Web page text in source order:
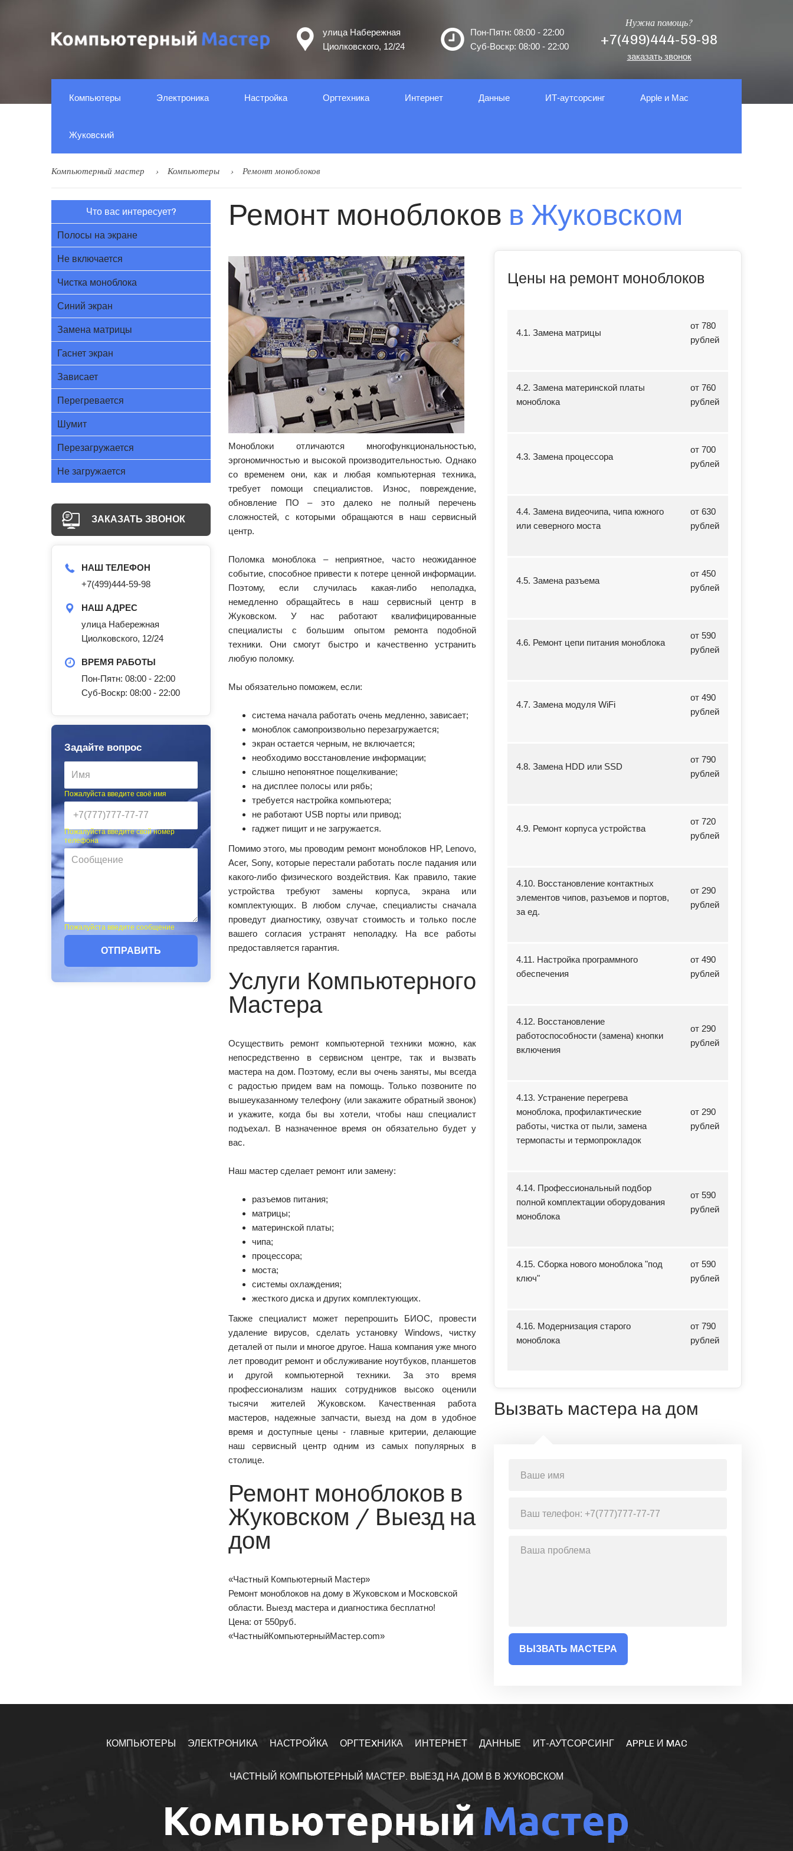
улица Набережная
Циолковского, 12/24
Пон-Пятн: 08:00 - 22:00
Суб-Воскр: 08:00 - 22:00
Нужна помощь?
+7(499)444-59-98
заказать звонок
Компьютеры Электроника Настройка Оргтеxника Интернет Данные ИТ-аутсорсинг Apple и Mac
Жуковский
Компьютерный мастер Компьютеры Ремонт моноблоков
Что вас интересует?
Полосы на экране
Не включается
Чистка моноблока
Синий экран
Замена матрицы
Гаснет экран
Зависает
Перегревается
Шумит
Перезагружается
Не загружается
ЗАКАЗАТЬ ЗВОНОК
НАШ ТЕЛЕФОН
+7(499)444-59-98
НАШ АДРЕС
улица Набережная
Циолковского, 12/24
ВРЕМЯ РАБОТЫ
Пон-Пятн: 08:00 - 22:00
Суб-Воскр: 08:00 - 22:00
Задайте вопрос
Пожалуйста введите своё имя
Пожалуйста введите свой номер
телефона
Пожалуйста введите сообщение
ОТПРАВИТЬ
Ремонт моноблоков в Жуковском
Моноблоки отличаются многофункциональностью,
эргономичностью и высокой производительностью. Однако
со временем они, как и любая компьютерная техника,
требует помощи специалистов. Износ, повреждение,
обновление ПО – это далеко не полный перечень
сложностей, с которыми обращаются в наш сервисный
центр.
Поломка моноблока – неприятное, часто неожиданное
событие, способное привести к потере ценной информации.
Поэтому, если случилась какая-либо неполадка,
немедленно обращайтесь в наш сервисный центр в
Жуковском. У нас работают квалифицированные
специалисты с большим опытом ремонта подобной
техники. Они смогут быстро и качественно устранить
любую поломку.
Мы обязательно поможем, если:
система начала работать очень медленно, зависает;
моноблок самопроизвольно перезагружается;
экран остается черным, не включается;
необходимо восстановление информации;
слышно непонятное пощелкивание;
на дисплее полосы или рябь;
требуется настройка компьютера;
не работают USB порты или привод;
гаджет пищит и не загружается.
Помимо этого, мы проводим ремонт моноблоков HP, Lenovo,
Acer, Sony, которые перестали работать после падания или
какого-либо физического воздействия. Как правило, такие
устройства требуют замены корпуса, экрана или
комплектующих. В любом случае, специалисты сначала
проведут диагностику, озвучат стоимость и только после
вашего согласия устранят неполадку. На все работы
предоставляется гарантия.
Услуги Компьютерного
Мастера
Осуществить ремонт компьютерной техники можно, как
непосредственно в сервисном центре, так и вызвать
мастера на дом. Поэтому, если вы очень заняты, мы всегда
с радостью придем вам на помощь. Только позвоните по
вышеуказанному телефону (или закажите обратный звонок)
и укажите, когда бы вы хотели, чтобы наш специалист
подъехал. В назначенное время он обязательно будет у
вас.
Наш мастер сделает ремонт или замену:
разъемов питания;
матрицы;
материнской платы;
чипа;
процессора;
моста;
системы охлаждения;
жесткого диска и других комплектующих.
Также специалист может перепрошить БИОС, провести
удаление вирусов, сделать установку Windows, чистку
деталей от пыли и многое другое. Наша компания уже много
лет проводит ремонт и обслуживание ноутбуков, планшетов
и другой компьютерной техники. За это время
профессионализм наших сотрудников высоко оценили
тысячи жителей Жуковском. Качественная работа
мастеров, надежные запчасти, выезд на дом в удобное
время и доступные цены - главные критерии, делающие
наш сервисный центр одним из самых популярных в
столице.
Ремонт моноблоков в
Жуковском / Выезд на
дом
«Частный Компьютерный Мастер»
Ремонт моноблоков на дому в Жуковском и Московской
области. Выезд мастера и диагностика бесплатно!
Цена: от 550руб.
«ЧастныйКомпьютерныйМастер.com»
Цены на ремонт моноблоков
4.1. Замена матрицы
от 780
рублей
4.2. Замена материнской платы
моноблока
от 760
рублей
4.3. Замена процессора
от 700
рублей
4.4. Замена видеочипа, чипа южного
или северного моста
от 630
рублей
4.5. Замена разъема
от 450
рублей
4.6. Ремонт цепи питания моноблока
от 590
рублей
4.7. Замена модуля WiFi
от 490
рублей
4.8. Замена HDD или SSD
от 790
рублей
4.9. Ремонт корпуса устройства
от 720
рублей
4.10. Восстановление контактных
элементов чипов, разъемов и портов,
за ед.
от 290
рублей
4.11. Настройка программного
обеспечения
от 490
рублей
4.12. Восстановление
работоспособности (замена) кнопки
включения
от 290
рублей
4.13. Устранение перегрева
моноблока, профилактические
работы, чистка от пыли, замена
термопасты и термопрокладок
от 290
рублей
4.14. Профессиональный подбор
полной комплектации оборудования
моноблока
от 590
рублей
4.15. Сборка нового моноблока "под
ключ"
от 590
рублей
4.16. Модернизация старого
моноблока
от 790
рублей
Вызвать мастера на дом
ВЫЗВАТЬ МАСТЕРА
КОМПЬЮТЕРЫ ЭЛЕКТРОНИКА НАСТРОЙКА ОРГТЕXНИКА ИНТЕРНЕТ ДАННЫЕ ИТ-АУТСОРСИНГ APPLE И MAC
ЧАСТНЫЙ КОМПЬЮТЕРНЫЙ МАСТЕР. ВЫЕЗД НА ДОМ В В ЖУКОВСКОМ